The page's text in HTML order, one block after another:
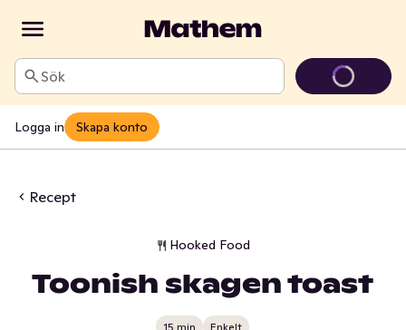
Sök
Logga in Skapa konto
Recept
Hooked Food
Toonish skagen toast
15 min Enkelt